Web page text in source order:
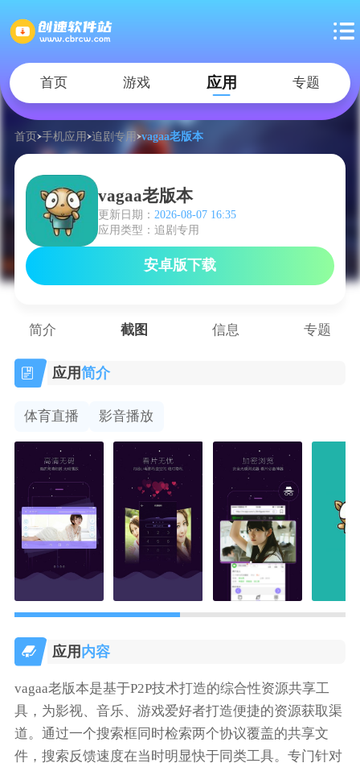
首页 游戏 应用 专题
首页 手机应用 追剧专用 vagaa老版本
vagaa老版本
更新日期： 2026-08-07 16:35
应用类型：追剧专用
安卓版下载
简介 截图 信息 专题
应用简介
体育直播 影音播放
应用 内容
vagaa老版本是基于P2P技术打造的综合性资源共享工
具，为影视、音乐、游戏爱好者打造便捷的资源获取渠
道。通过一个搜索框同时检索两个协议覆盖的共享文
件，搜索反馈速度在当时明显快于同类工具。专门针对